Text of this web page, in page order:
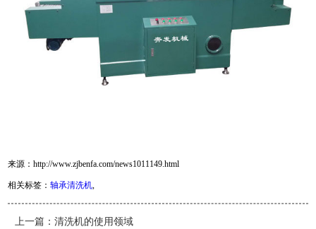
来源：http://www.zjbenfa.com/news1011149.html
相关标签：轴承清洗机
上一篇：清洗机的使用领域